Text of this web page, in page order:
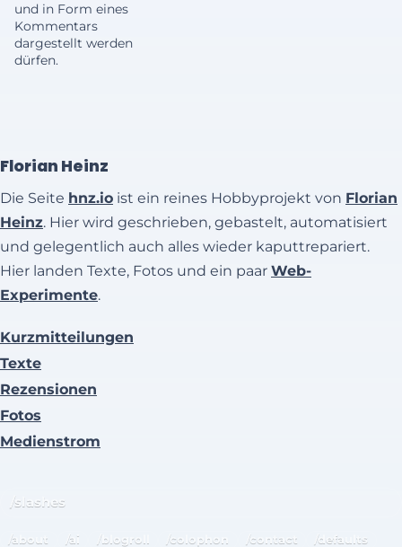
und in Form eines
Kommentars
dargestellt werden
dürfen.
Florian Heinz
Die Seite hnz.io ist ein reines Hobbyprojekt von Florian
Heinz. Hier wird geschrieben, gebastelt, automatisiert
und gelegentlich auch alles wieder kaputtrepariert.
Hier landen Texte, Fotos und ein paar Web-
Experimente.
Kurzmitteilungen
Texte
Rezensionen
Fotos
Medienstrom
/slashes
/about /ai /blogroll /colophon /contact /defaults